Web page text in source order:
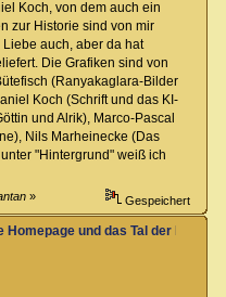
Koch, von dem auch ein
zur Historie sind von mir
auch, aber da hat
Die Grafiken sind von
(Ranyakaglara-Bilder
Koch (Schrift und das KI-
und Alrik), Marco-Pascal
Nils Marheinecke (Das
"Hintergrund" weiß ich
» Gespeichert
und das Tal der Klagen